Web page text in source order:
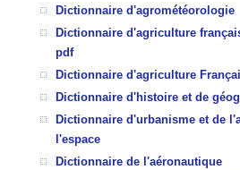
Dictionnaire d'agrométéorologie
Dictionnaire d'agriculture
pdf
Dictionnaire d'agriculture
Dictionnaire d'histoire et de
Dictionnaire d'urbanisme et de
l'espace
Dictionnaire de l'aéronautique